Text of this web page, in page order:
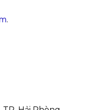
.